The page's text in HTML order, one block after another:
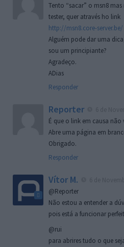
Tento “sacar” o msn8
tester, quer através ho link
http://msn8.core-server.be/
Alguém pode dar uma
sou um principiante?
Agradeço.
ADias
Responder
Reporter
É que o link em causa
Abre uma página em
Obrigado.
Responder
Vítor M.
@Reporter
Não estou a entender a
pois está a funcionar
@rui
para abrires tudo o que